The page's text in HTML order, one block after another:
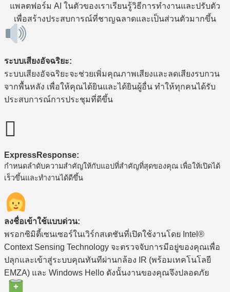
แพลตฟอร์ม AI ในตัวของเราเรียนรู้วิธีการทำงานและปรับตัว
เพื่อสร้างประสบการณ์ที่ชาญฉลาดและเป็นส่วนตัวมากขึ้น
ระบบเสียงอัจฉริยะ:
ระบบเสียงอัจฉริยะจะช่วยเพิ่มคุณภาพเสียงและลดเสียงรบกวน
จากพื้นหลัง เพื่อให้คุณได้ยินและได้ยินผู้อื่น ทำให้ทุกคนได้รับ
ประสบการณ์การประชุมที่ดีขึ้น

ExpressResponse:
กำหนดลำดับความสำคัญให้กับแอปที่สำคัญที่สุดของคุณ เพื่อให้เปิดได้
เร็วขึ้นและทำงานได้ดีขึ้น
ลงชื่อเข้าใช้แบบด่วน:
พรอกซิมิตี้เซนเซอร์ในเวิร์กสเตชันที่เปิดใช้งานโดย Intel®
Context Sensing Technology จะตรวจจับการมีอยู่ของคุณเพื่อ
ปลุกและเข้าสู่ระบบคุณทันทีผ่านกล้อง IR (พร้อมเทคโนโลยี
EMZA) และ Windows Hello ดังนั้นงานของคุณจึงปลอดภัย